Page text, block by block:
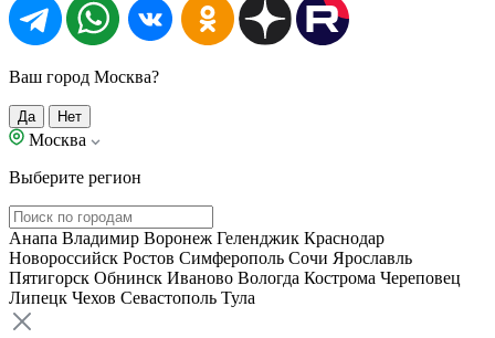
Ваш город Москва?
Да Нет
Москва
Выберите регион
Анапа Владимир Воронеж Геленджик Краснодар
Новороссийск Ростов Симферополь Сочи Ярославль
Пятигорск Обнинск Иваново Вологда Кострома Череповец
Липецк Чехов Севастополь Тула